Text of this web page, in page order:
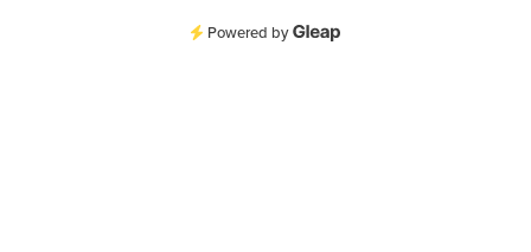
Powered by